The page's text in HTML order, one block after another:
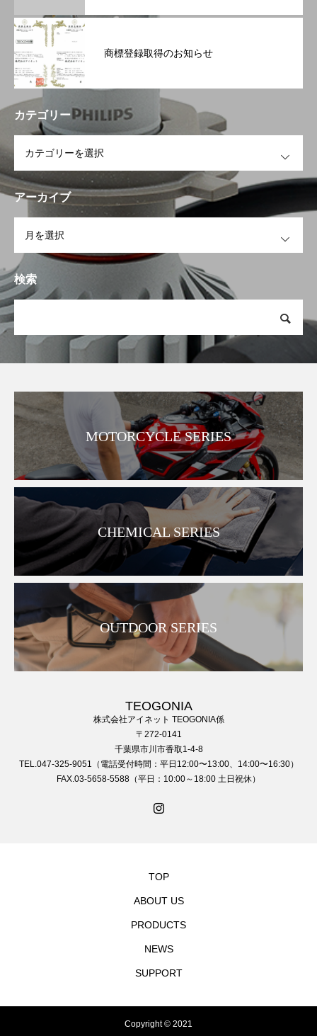
商標登録取得のお知らせ
カテゴリー
アーカイブ
検索
MOTORCYCLE SERIES
CHEMICAL SERIES
OUTDOOR SERIES
TEOGONIA
株式会社アイネット TEOGONIA係
〒272-0141
千葉県市川市香取1-4-8
TEL.047-325-9051（電話受付時間：平日12:00〜13:00、14:00〜16:30）
FAX.03-5658-5588（平日：10:00～18:00 土日祝休）
TOP
ABOUT US
PRODUCTS
NEWS
SUPPORT
Copyright © 2021